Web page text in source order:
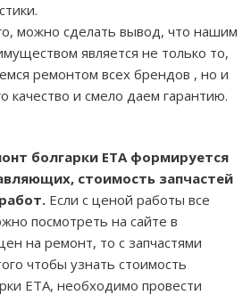
можно сделать вывод, что нашим
является не только то,
ремонтом всех брендов , но и
качество и смело даем гарантию.
болгарки ETAформируется
стоимость запчастей
Если с ценой работы все
посмотреть на сайте в
на ремонт, то с запчастями
чтобы узнать стоимость
ETA, необходимо провести